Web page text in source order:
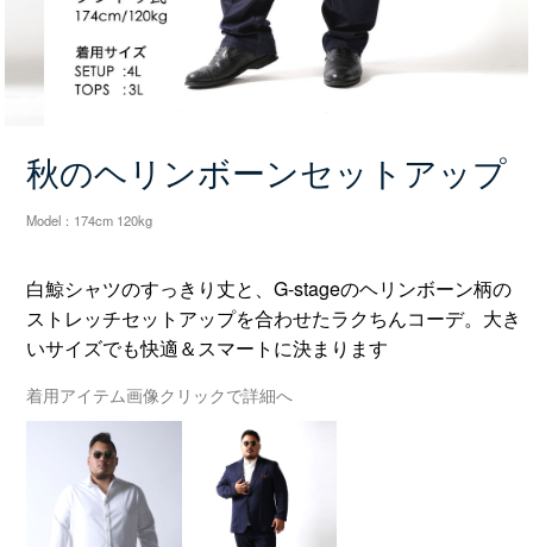
秋のヘリンボーンセットアップ
Model：174cm 120kg
白鯨シャツのすっきり丈と、G-stageのヘリンボーン柄の
ストレッチセットアップを合わせたラクちんコーデ。大き
いサイズでも快適＆スマートに決まります
着用アイテム画像クリックで詳細へ